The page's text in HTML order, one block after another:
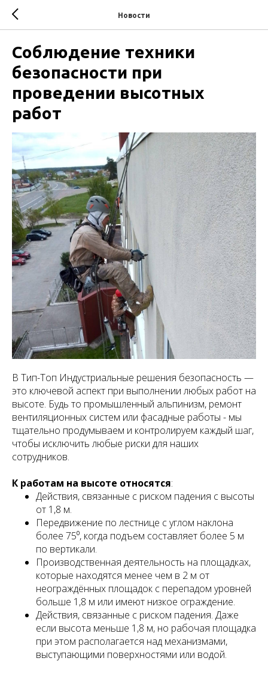
Новости
Соблюдение техники
безопасности при
проведении высотных
работ
В Тип-Топ Индустриальные решения безопасность —
это ключевой аспект при выполнении любых работ на
высоте. Будь то промышленный альпинизм, ремонт
вентиляционных систем или фасадные работы - мы
тщательно продумываем и контролируем каждый шаг,
чтобы исключить любые риски для наших
сотрудников.
К работам на высоте относятся:
Действия, связанные с риском падения с высоты
от 1,8 м.
Передвижение по лестнице с углом наклона
более 75⁰, когда подъем составляет более 5 м
по вертикали.
Производственная деятельность на площадках,
которые находятся менее чем в 2 м от
неограждённых площадок с перепадом уровней
больше 1,8 м или имеют низкое ограждение.
Действия, связанные с риском падения. Даже
если высота меньше 1,8 м, но рабочая площадка
при этом располагается над механизмами,
выступающими поверхностями или водой.